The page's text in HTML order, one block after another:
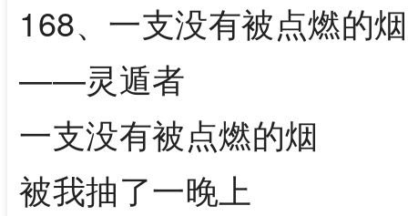
168、一支没有被点燃的烟
——灵遁者
一支没有被点燃的烟
被我抽了一晚上